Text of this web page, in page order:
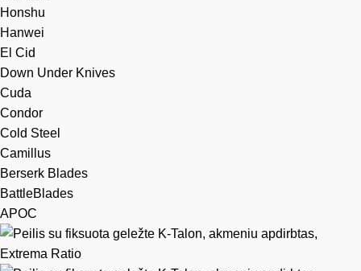
Honshu
Hanwei
El Cid
Down Under Knives
Cuda
Condor
Cold Steel
Camillus
Berserk Blades
BattleBlades
APOC